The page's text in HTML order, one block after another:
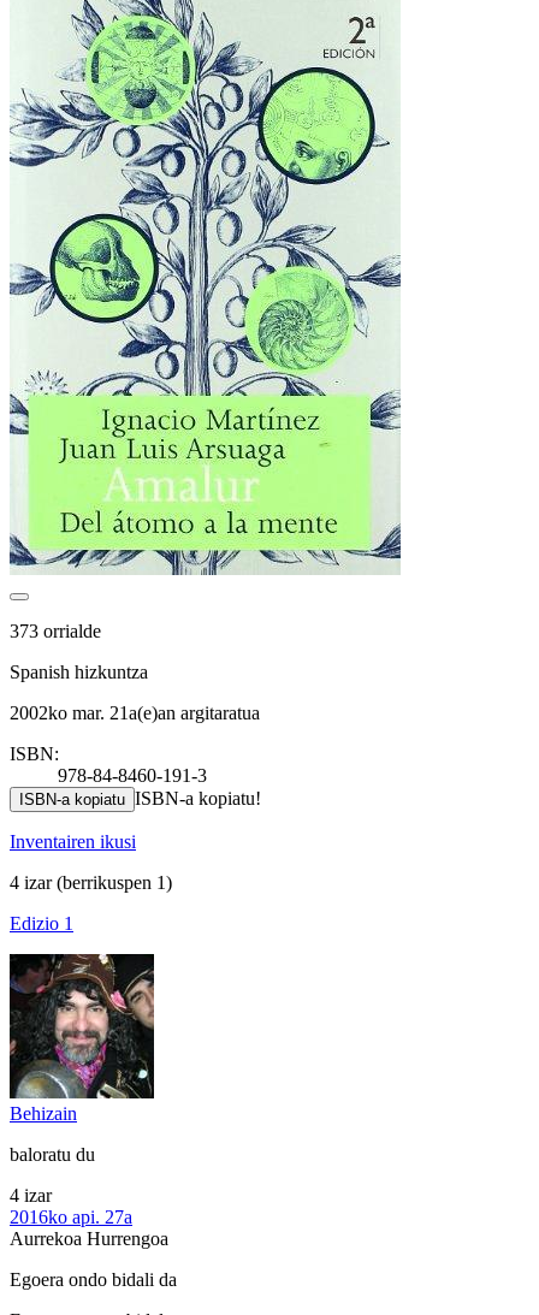
373 orrialde
Spanish hizkuntza
2002ko mar. 21a(e)an argitaratua
ISBN:
978-84-8460-191-3
ISBN-a kopiatu ISBN-a kopiatu!
Inventairen ikusi
4 izar(berrikuspen 1)
Edizio 1
Behizain
baloratu du
4 izar
2016ko api. 27a
Aurrekoa Hurrengoa
Egoera ondo bidali da